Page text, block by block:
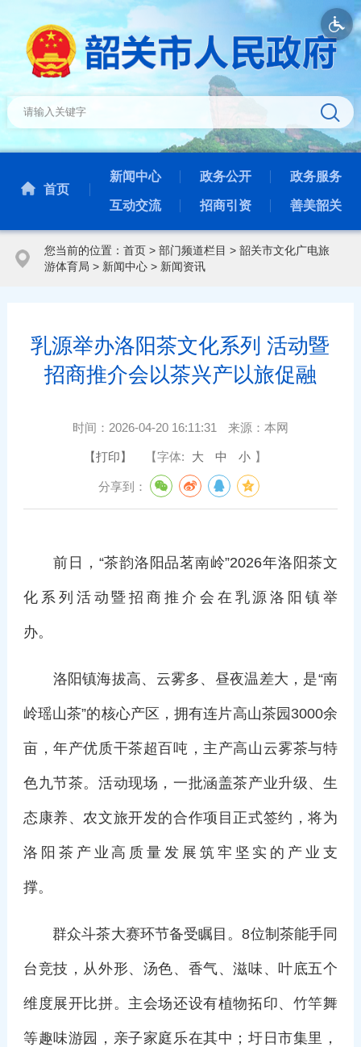
首页
新闻中心 政务公开 政务服务
互动交流 招商引资 善美韶关
您当前的位置： 首页> 部门频道栏目 > 韶关市文化广电旅
游体育局 > 新闻中心> 新闻资讯
乳源举办洛阳茶文化系列 活动暨
招商推介会以茶兴产以旅促融
时间： 2026-04-20 16:11:31 来源： 本网
【打印】 【字体: 大 中 小 】
分享到：
前日，“茶韵洛阳品茗南岭”2026年洛阳茶文
化系列活动暨招商推介会在乳源洛阳镇举
办。
洛阳镇海拔高、云雾多、昼夜温差大，是“南
岭瑶山茶”的核心产区，拥有连片高山茶园3000余
亩，年产优质干茶超百吨，主产高山云雾茶与特
色九节茶。活动现场，一批涵盖茶产业升级、生
态康养、农文旅开发的合作项目正式签约，将为
洛阳茶产业高质量发展筑牢坚实的产业支
撑。
群众斗茶大赛环节备受瞩目。8位制茶能手同
台竞技，从外形、汤色、香气、滋味、叶底五个
维度展开比拼。主会场还设有植物拓印、竹竿舞
等趣味游园，亲子家庭乐在其中；圩日市集里，